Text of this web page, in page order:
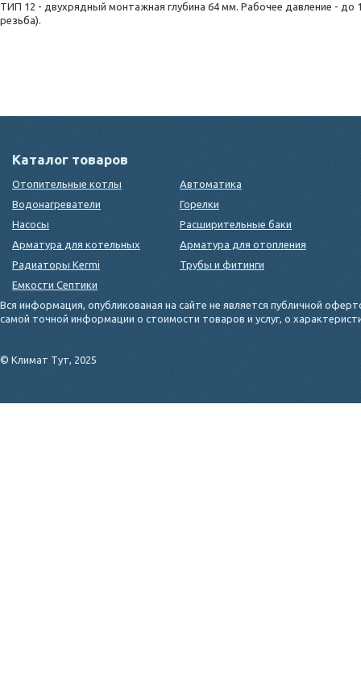
ТИП 12 - двухрядный монтажная глубина 64 мм. Рабочее давление - до
резьба).
Каталог товаров
Отопительные котлы
Автоматика
Водонагреватели
Горелки
Насосы
Расширительные баки
Арматура для котельных
Арматура для отопления
Радиаторы Kermi
Трубы и фитинги
Емкости Септики
Вся информация, опубликованая на сайте не является публичной
самой точной информации о стоимости товаров и услуг, о
© Климат Тут, 2025